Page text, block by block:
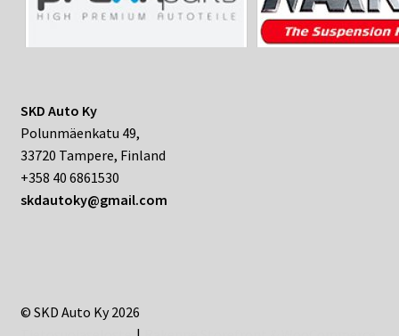
SKD Auto Ky
Polunmäenkatu 49,
33720 Tampere, Finland
+358 40 6861530
skdautoky@gmail.com
© SKD Auto Ky 2026